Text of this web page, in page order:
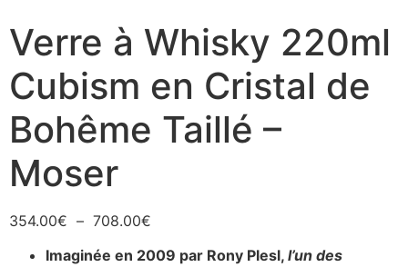
Verre à Whisky 220ml
Cubism en Cristal de
Bohême Taillé –
Moser
354.00€ – 708.00€
Imaginée en 2009 par Rony Plesl, l’un des